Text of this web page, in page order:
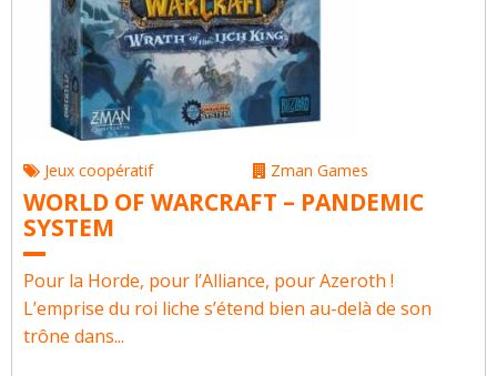
Jeux coopératif Zman Games
WORLD OF WARCRAFT – PANDEMIC
SYSTEM
Pour la Horde, pour l’Alliance, pour Azeroth !
L’emprise du roi liche s’étend bien au-delà de son
trône dans...